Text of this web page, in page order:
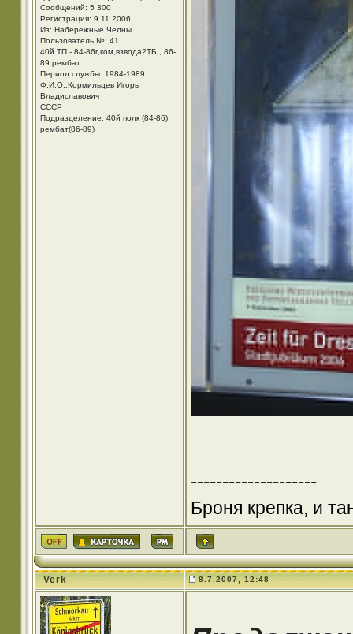
Сообщений: 5 300
Регистрация: 9.11.2006
Из: Набережные Челны
Пользователь №: 41
40й ТП - 84-86г,ком,взвода2ТБ , 86-
89 рембат
Период службы: 1984-1989
Ф.И.О.:Кормильцев Игорь
Владиславович
СССР
Подразделение: 40й полк (84-86),
рембат(86-89)
--------------------
Броня крепка, и
Verk 8.7.2007, 12:48